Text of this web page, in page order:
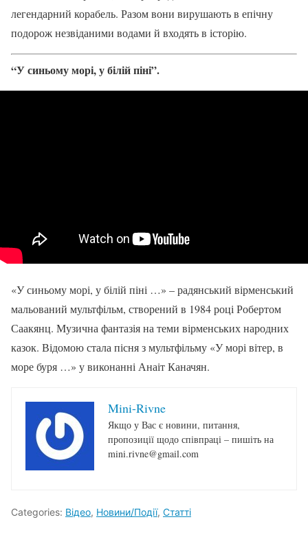
легендарний корабель. Разом вони вирушають в епічну
подорож незвіданими водами й входять в історію.
“У синьому морі, у білій піні”.
«У синьому морі, у білій піні …» – радянський вірменський
мальований мультфільм, створений в 1984 році Робертом
Саакянц. Музична фантазія на теми вірменських народних
казок. Відомою стала пісня з мультфільму «У морі вітер, в
море буря …» у виконанні Анаіт Каначян.
Mini-Rivne
Якщо у Вас є новини, питання,
пропозиції щодо співпраці – пишіть на
mini.rivne@gmail.com
Categories: Відео, Новини/Події, Статті